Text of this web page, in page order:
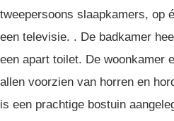
tweepersoons slaapkamers, op
een televisie. . De badkamer
een apart toilet. De woonkamer
allen voorzien van horren en
is een prachtige bostuin